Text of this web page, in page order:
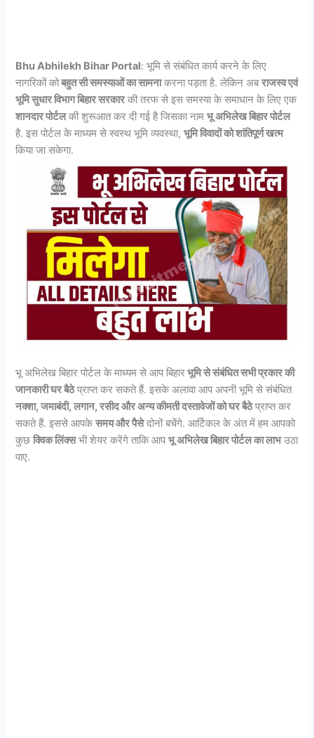
Bhu Abhilekh Bihar Portal: भूमि से संबंधित कार्य करने के लिए
नागरिकों कोबहुत सी समस्याओं का सामनाकरना पड़ता है. लेकिन अबराजस्व एवं
भूमि सुधार विभाग बिहार सरकारकी तरफ से इस समस्या के समाधान के लिए एक
शानदार पोर्टलकी शुरूआत कर दी गई है जिसका नामभू अभिलेख बिहार पोर्टल
है. इस पोर्टल के माध्यम से स्वस्थ भूमि व्यवस्था,भूमि विवादों को शांतिपूर्ण खत्म
किया जा सकेगा.
भू अभिलेख बिहार पोर्टल के माध्यम से आप बिहारभूमि से संबंधित सभी प्रकार की
जानकारी घर बैठेप्राप्त कर सकते हैं. इसके अलावा आप अपनी भूमि से संबंधित
नक्शा, जमाबंदी, लगान, रसीद और अन्य कीमती दस्तावेजों को घर बैठेप्राप्त कर
सकते हैं. इससे आपकेसमय और पैसेदोनों बचेंगे. आर्टिकल के अंत में हम आपको
कुछक्विक लिंक्सभी शेयर करेंगे ताकि आपभू अभिलेख बिहार पोर्टल का लाभउठा
पाए.